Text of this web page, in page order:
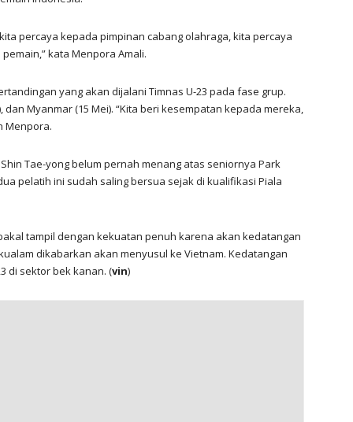
percaya kepada pimpinan cabang olahraga, kita percaya
kata Menpora Amali.
yang akan dijalani Timnas U-23 pada fase grup.
dan Myanmar (15 Mei). “Kita beri kesempatan kepada mereka,
Menpora.
Tae-yong belum pernah menang atas seniornya Park
pelatih ini sudah saling bersua sejak di kualifikasi Piala
tampil dengan kekuatan penuh karena akan kedatangan
dikabarkan akan menyusul ke Vietnam. Kedatangan
di sektor bek kanan. (vin)